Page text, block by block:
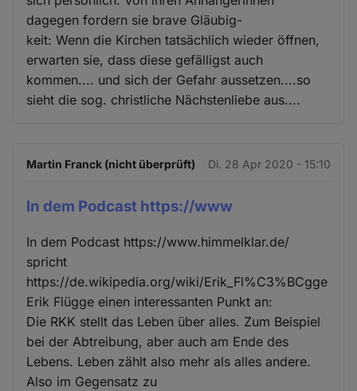
dagegen fordern sie brave Gläubig-
keit: Wenn die Kirchen tatsächlich wieder öffnen,
erwarten sie, dass diese gefälligst auch
kommen.... und sich der Gefahr aussetzen....so
sieht die sog. christliche Nächstenliebe aus....
Martin Franck (nicht überprüft) Di. 28 Apr 2020 - 15:10
In dem Podcast https://www
In dem Podcast https://www.himmelklar.de/
spricht
https://de.wikipedia.org/wiki/Erik_Fl%C3%BCgge
Erik Flügge einen interessanten Punkt an:
Die RKK stellt das Leben über alles. Zum Beispiel
bei der Abtreibung, aber auch am Ende des
Lebens. Leben zählt also mehr als alles andere.
Also im Gegensatz zu